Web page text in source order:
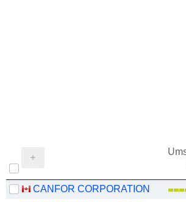
CANFOR CORPORATION